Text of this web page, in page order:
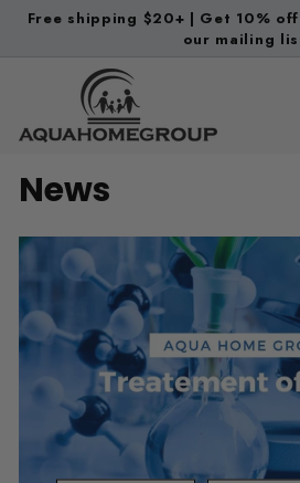
Free shipping $20+ | Get 10%
our mailing
u
a
H
o
G
r
o
News